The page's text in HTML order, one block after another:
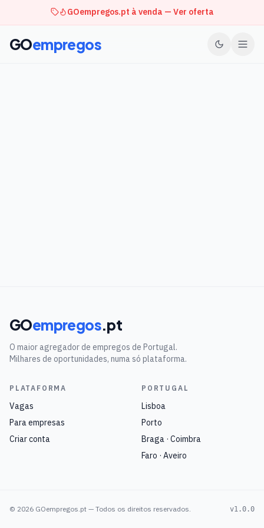
GOempregos.pt à venda — Ver oferta
GOempregos
GOempregos.pt
O maior agregador de empregos de Portugal.
Milhares de oportunidades, numa só plataforma.
PLATAFORMA
Vagas
Para empresas
Criar conta
PORTUGAL
Lisboa
Porto
Braga · Coimbra
Faro · Aveiro
© 2026 GOempregos.pt — Todos os direitos reservados. v1.0.0